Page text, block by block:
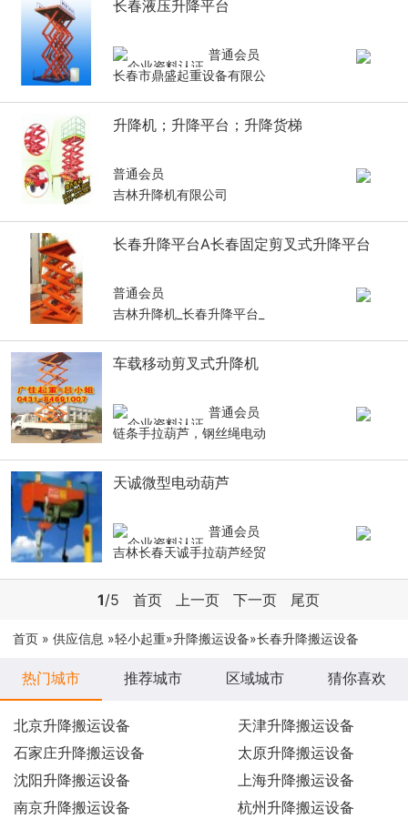
长春液压升降平台
普通会员
长春市鼎盛起重设备有限公
升降机；升降平台；升降货梯
普通会员
吉林升降机有限公司
长春升降平台A长春固定剪叉式升降平台
普通会员
吉林升降机_长春升降平台_
车载移动剪叉式升降机
普通会员
链条手拉葫芦，钢丝绳电动
天诚微型电动葫芦
普通会员
吉林长春天诚手拉葫芦经贸
1/5 首页 上一页 下一页 尾页
首页 » 供应信息 »轻小起重»升降搬运设备»长春升降搬运设备
热门城市 推荐城市 区域城市 猜你喜欢
北京升降搬运设备
天津升降搬运设备
石家庄升降搬运设备
太原升降搬运设备
沈阳升降搬运设备
上海升降搬运设备
南京升降搬运设备
杭州升降搬运设备